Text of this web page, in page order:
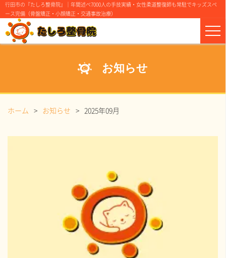
行田市の『たしろ整骨院』｜年間述べ7000人の手技実績・女性柔道整復師も常駐でキッズスペ
ース完備（骨盤矯正・小顔矯正・交通事故治療）
お知らせ
ホーム お知らせ 2025年09月